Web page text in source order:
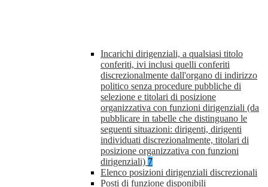
Incarichi dirigenziali, a qualsiasi titolo
conferiti, ivi inclusi quelli conferiti
discrezionalmente dall'organo di indirizzo
politico senza procedure pubbliche di
selezione e titolari di posizione
organizzativa con funzioni dirigenziali (da
pubblicare in tabelle che distinguano le
seguenti situazioni: dirigenti, dirigenti
individuati discrezionalmente, titolari di
posizione organizzativa con funzioni
dirigenziali) 7
Elenco posizioni dirigenziali discrezionali
Posti di funzione disponibili